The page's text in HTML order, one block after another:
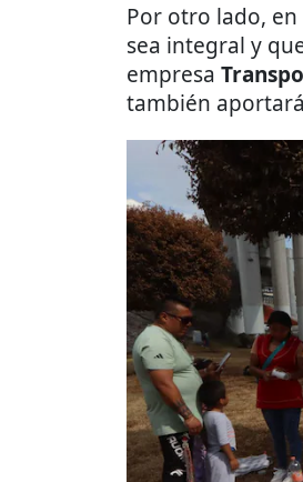
Por otro lado,
sea integral y
empresa
también